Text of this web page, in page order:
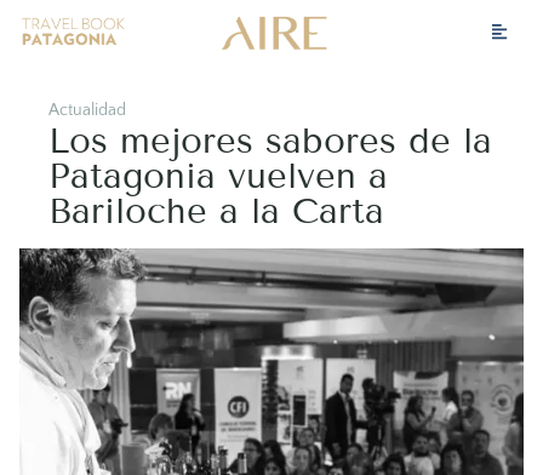
Actualidad
Los mejores sabores de la
Patagonia vuelven a
Bariloche a la Carta